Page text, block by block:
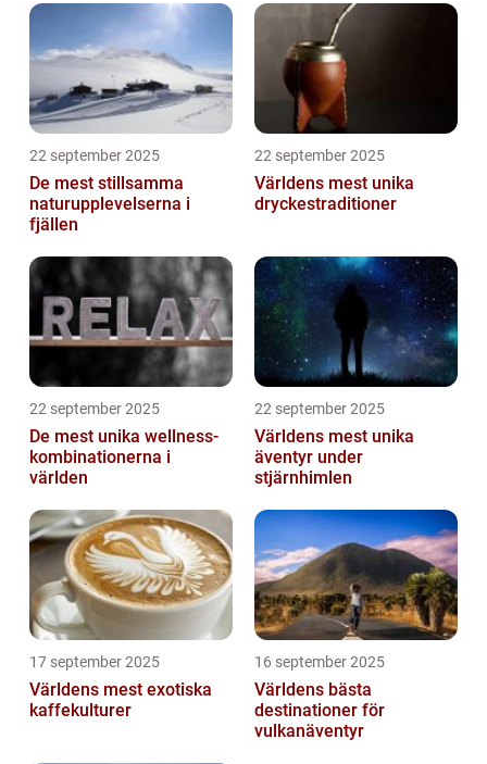
22 september 2025
De mest stillsamma
naturupplevelserna i
fjällen
22 september 2025
Världens mest unika
dryckestraditioner
22 september 2025
De mest unika wellness-
kombinationerna i
världen
22 september 2025
Världens mest unika
äventyr under
stjärnhimlen
17 september 2025
Världens mest exotiska
kaffekulturer
16 september 2025
Världens bästa
destinationer för
vulkanäventyr